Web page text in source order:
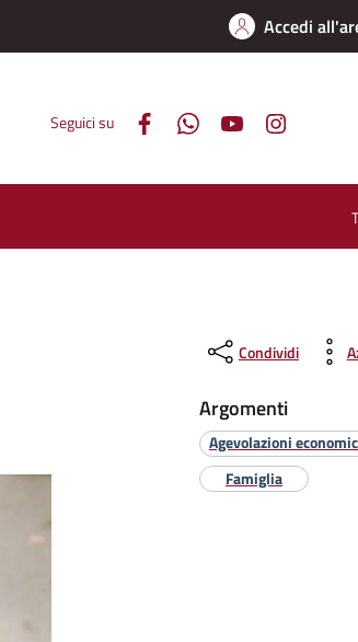
Accedi
Seguici su
Condividi
Argomenti
Agevolazioni
Famiglia